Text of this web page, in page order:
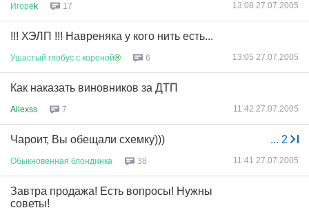
Игорёk 17 13:08 27.07.2005
!!! ХЭЛП !!! Навреняка у кого нить есть...
Ушастый глобус с короной® 6 13:05 27.07.2005
Как наказать виновников за ДТП
Allexss 7 11:42 27.07.2005
... 2
Чароит, Вы обещали схемку)))
Обыкновенная блондинка 38 11:41 27.07.2005
Завтра продажа! Есть вопросы! Нужны
советы!